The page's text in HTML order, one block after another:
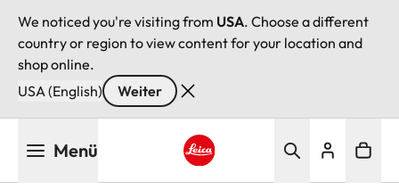
We noticed you're visiting from USA. Choose a different
country or region to view content for your location and
shop online.
USA (English)
Weiter
Menü